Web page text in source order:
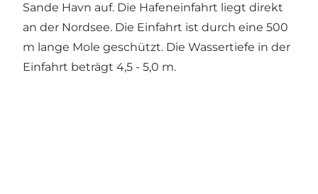
Sande Havn auf. Die Hafeneinfahrt liegt direkt
an der Nordsee. Die Einfahrt ist durch eine 500
m lange Mole geschützt. Die Wassertiefe in der
Einfahrt beträgt 4,5 - 5,0 m.